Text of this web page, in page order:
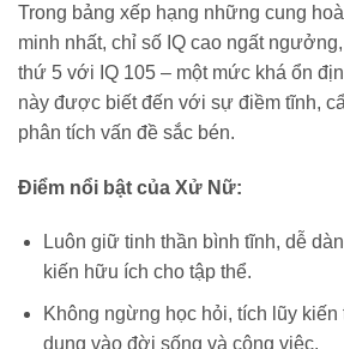
Trong bảng xếp hạng những cung
minh nhất, chỉ số IQ cao ngất
thứ 5 với IQ 105 – một mức khá ổn
này được biết đến với sự điềm tĩnh,
phân tích vấn đề sắc bén.
Điểm nổi bật của Xử Nữ:
Luôn giữ tinh thần bình tĩnh, dễ
kiến hữu ích cho tập thể.
Không ngừng học hỏi, tích lũy
dụng vào đời sống và công việc.